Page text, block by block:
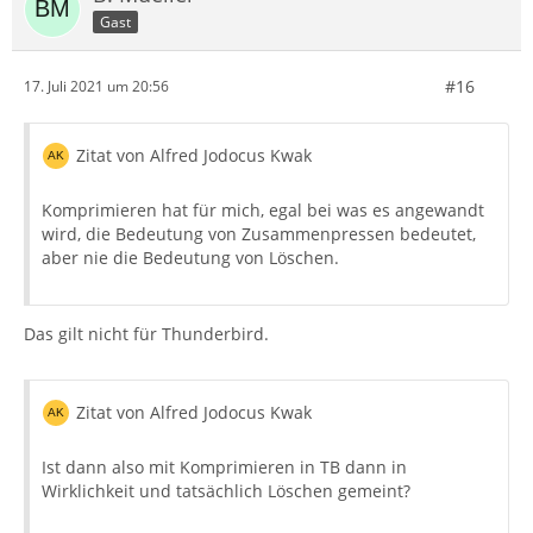
Gast
17. Juli 2021 um 20:56 #16
Zitat von Alfred Jodocus Kwak
Komprimieren hat für mich, egal bei was es angewandt
wird, die Bedeutung von Zusammenpressen bedeutet,
aber nie die Bedeutung von Löschen.
Das gilt nicht für Thunderbird.
Zitat von Alfred Jodocus Kwak
Ist dann also mit Komprimieren in TB dann in
Wirklichkeit und tatsächlich Löschen gemeint?